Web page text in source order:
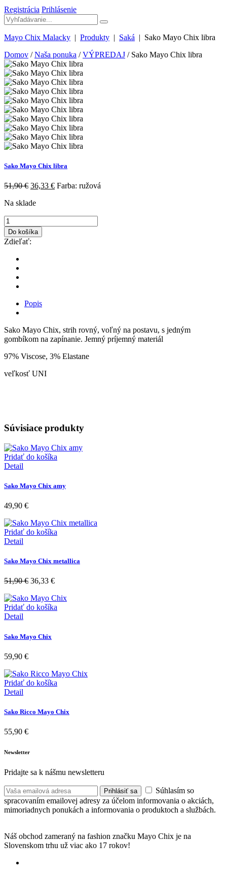
Registrácia Prihlásenie
Mayo Chix Malacky | Produkty | Saká | Sako Mayo Chix libra
Domov /Naša ponuka /VÝPREDAJ / Sako Mayo Chix libra
Sako Mayo Chix libra
51,90€ 36,33 € Farba: ružová
Na sklade
Do košíka
Zdieľať:
Popis
Sako Mayo Chix, strih rovný, voľný na postavu, s jedným
gombíkom na zapínanie. Jemný príjemný materiál
97% Viscose, 3% Elastane
veľkosť UNI
Súvisiace produkty
Pridať do košíka
Detail
Sako Mayo Chix amy
49,90 €
Pridať do košíka
Detail
Sako Mayo Chix metallica
51,90€ 36,33 €
Pridať do košíka
Detail
Sako Mayo Chix
59,90 €
Pridať do košíka
Detail
Sako Ricco Mayo Chix
55,90 €
Newsletter
Pridajte sa k nášmu newsletteru
Prihlásiť sa
Súhlasím so
spracovaním emailovej adresy za účelom informovania o akciách,
mimoriadnych ponukách a informovania o produktoch a službách.
Náš obchod zameraný na fashion značku Mayo Chix je na
Slovenskom trhu už viac ako 17 rokov!